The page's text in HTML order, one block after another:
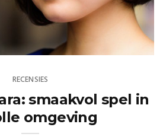
RECENSIES
smaakvol spel in
omgeving